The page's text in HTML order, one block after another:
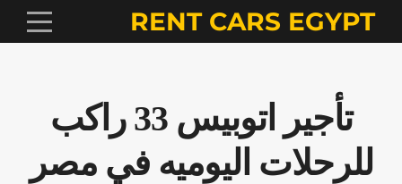
RENT CARS EGYPT
تأجير اتوبيس 33 راكب
للرحلات اليوميه في مصر